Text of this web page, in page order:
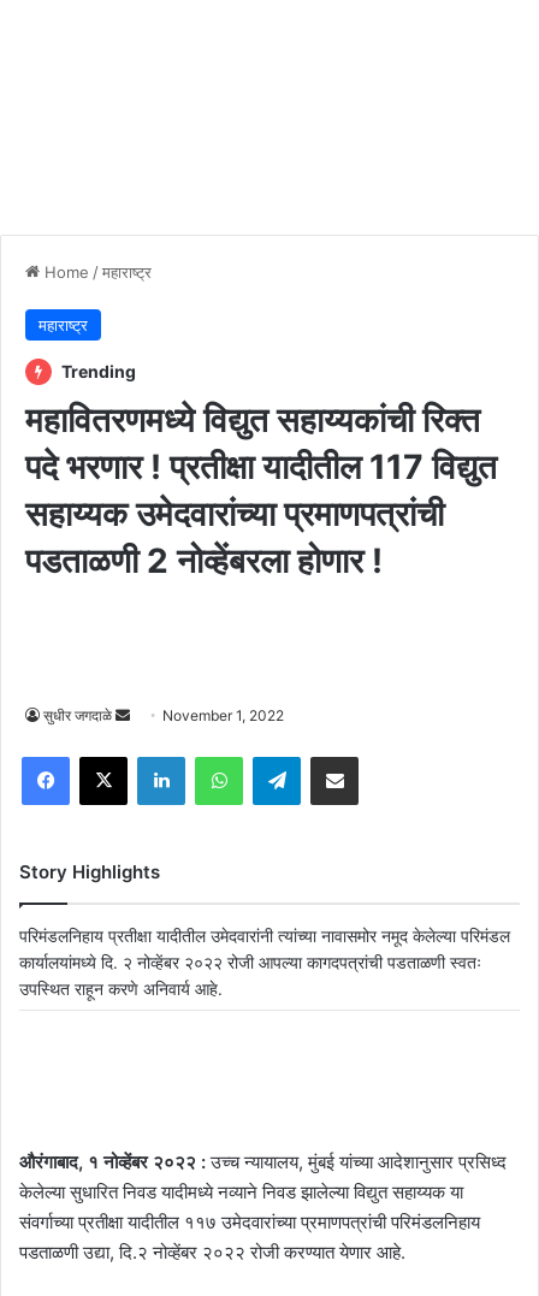
Home /महाराष्ट्र
महाराष्ट्र
Trending
महावितरणमध्ये विद्युत सहाय्यकांची रिक्त
पदे भरणार ! प्रतीक्षा यादीतील 117 विद्युत
सहाय्यक उमेदवारांच्या प्रमाणपत्रांची
पडताळणी 2 नोव्हेंबरला होणार !
सुधीर जगदाळे
Send
email
November 1, 2022
Facebook
X LinkedInWhatsAppTelegramShare via Email
Story Highlights
परिमंडलनिहाय प्रतीक्षा यादीतील उमेदवारांनी त्यांच्या नावासमोर नमूद केलेल्या परिमंडल
कार्यालयांमध्ये दि. २ नोव्हेंबर २०२२ रोजी आपल्या कागदपत्रांची पडताळणी स्वतः
उपस्थित राहून करणे अनिवार्य आहे.
औरंगाबाद, १ नोव्हेंबर २०२२ :उच्च न्यायालय, मुंबई यांच्या आदेशानुसार प्रसिध्द
केलेल्या सुधारित निवड यादीमध्ये नव्याने निवड झालेल्या विद्युत सहाय्यक या
संवर्गाच्या प्रतीक्षा यादीतील ११७ उमेदवारांच्या प्रमाणपत्रांची परिमंडलनिहाय
पडताळणी उद्या, दि.२ नोव्हेंबर २०२२ रोजी करण्यात येणार आहे.